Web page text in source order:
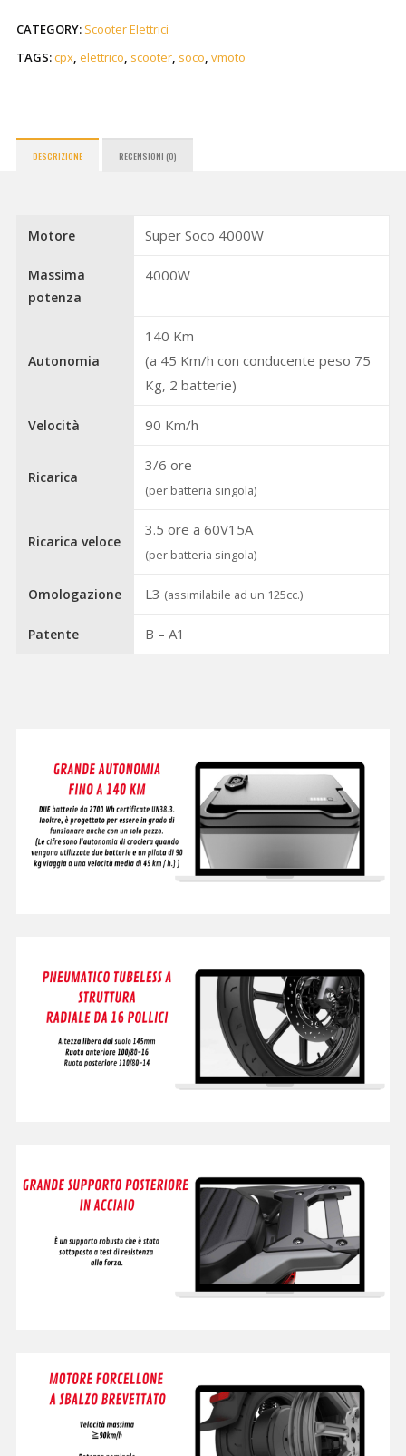
CATEGORY: Scooter Elettrici
TAGS:cpx, elettrico, scooter, soco, vmoto
DESCRIZIONE RECENSIONI (0)
Motore Super Soco 4000W
Massima
potenza
4000W
Autonomia
140 Km
(a 45 Km/h con conducente peso 75
Kg, 2 batterie)
Velocità 90 Km/h
Ricarica
3/6 ore
(per batteria singola)
Ricarica veloce
3.5 ore a 60V15A
(per batteria singola)
Omologazione L3 (assimilabile ad un 125cc.)
Patente B – A1